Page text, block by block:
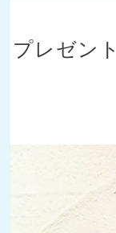
プレゼン